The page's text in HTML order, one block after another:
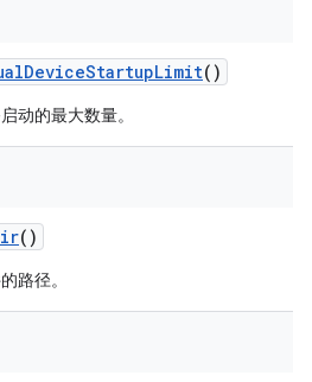
DeviceStartupLimit()
动的最大数量。
()
路径。